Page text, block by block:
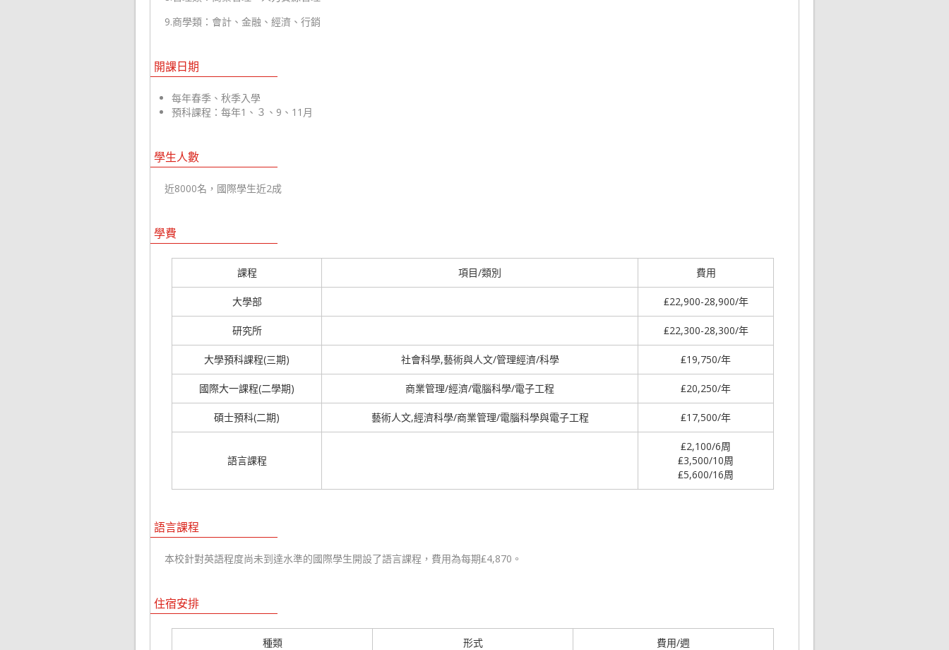
9.商學類：會計、金融、經濟、行銷
開課日期
每年春季、秋季入學
預科課程：每年1、３、9、11月
學生人數
近8000名，國際學生近2成
學費
課程 項目/類別 費用
大學部 ₤22,900-28,900/年
研究所 ₤22,300-28,300/年
大學預科課程(三期) 社會科學,藝術與人文/管理經濟/科學 ₤19,750/年
國際大一課程(二學期) 商業管理/經濟/電腦科學/電子工程 ₤20,250/年
碩士預科(二期) 藝術人文,經濟科學/商業管理/電腦科學與電子工程 ₤17,500/年
語言課程
₤2,100/6周
₤3,500/10周
₤5,600/16周
語言課程
本校針對英語程度尚未到達水準的國際學生開設了語言課程，費用為每期₤4,870。
住宿安排
種類 形式 費用/週